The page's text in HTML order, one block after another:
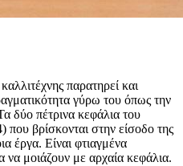
παρατηρεί και
γύρω του όπως την
δύο πέτρινα κεφάλια του
βρίσκονται στην είσοδο της
έργα. Είναι φτιαγμένα
να μοιάζουν με αρχαία κεφάλια.